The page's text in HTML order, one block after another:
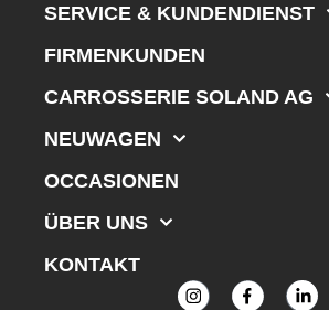
SERVICE & KUNDENDIENST
FIRMENKUNDEN
CARROSSERIE SOLAND AG
NEUWAGEN
OCCASIONEN
ÜBER UNS
KONTAKT